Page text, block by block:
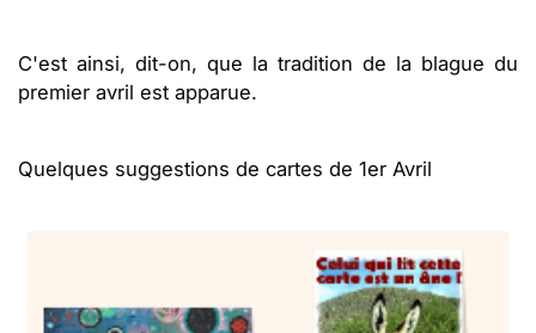
C'est ainsi, dit-on, que la tradition de la blague du
premier avril est apparue.
Quelques suggestions de cartes de 1er Avril